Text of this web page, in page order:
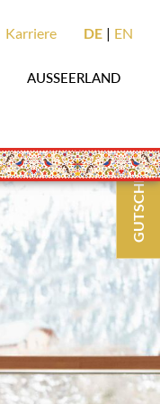
AUSSEERLAND
Karriere DE EN
GUTSCHEINE